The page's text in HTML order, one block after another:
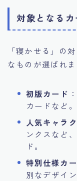
対象となる
「寝かせる」の
なものが選ばれま
初版カード
カードなど。
人気キャラ
ンクスなど
ド。
特別仕様カ
別なデザイ